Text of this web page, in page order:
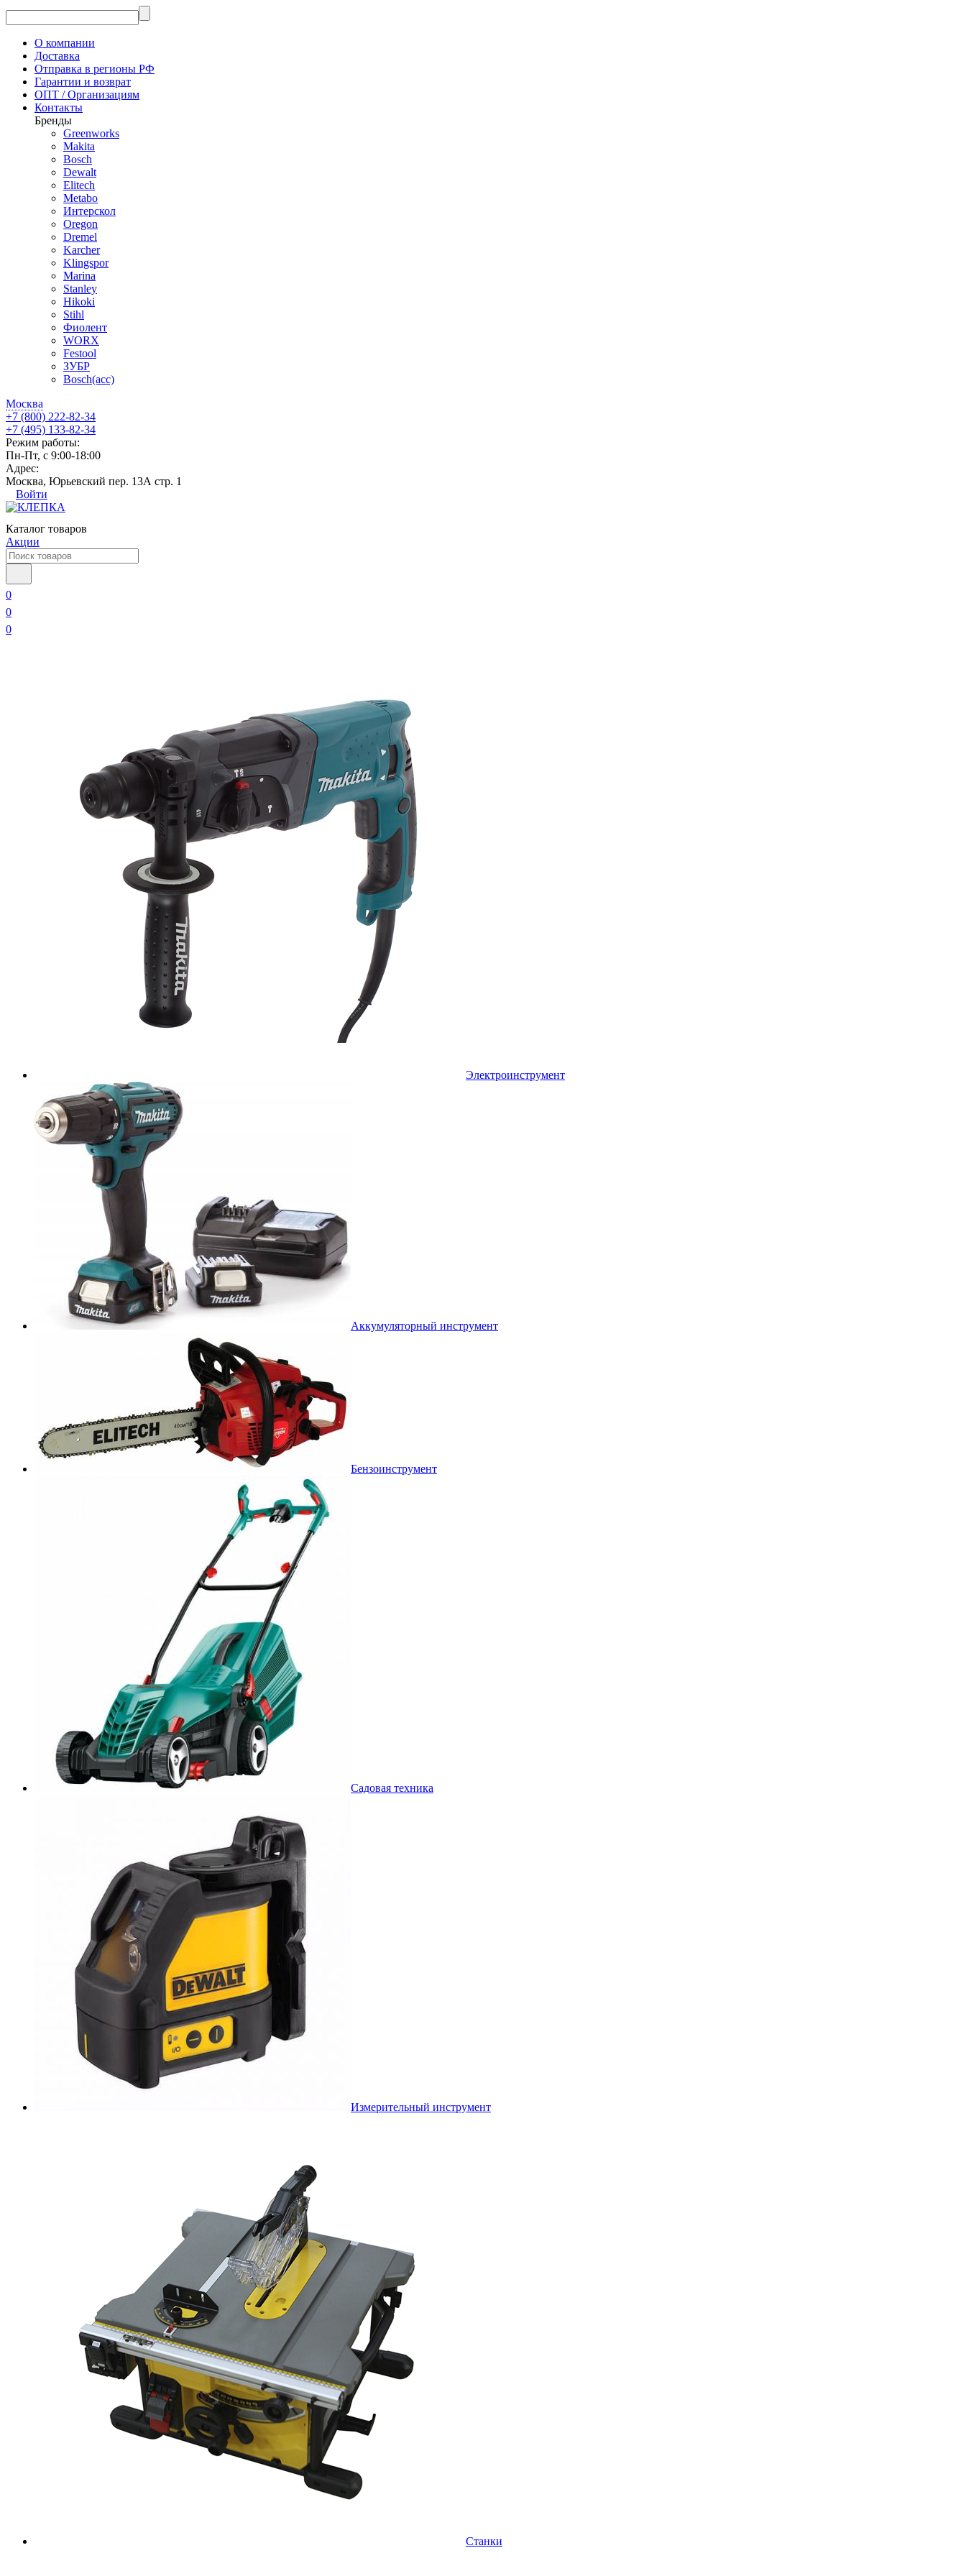
О компании
Доставка
Отправка в регионы РФ
Гарантии и возврат
ОПТ / Организациям
Контакты
Бренды
Greenworks
Makita
Bosch
Dewalt
Elitech
Metabo
Интерскол
Oregon
Dremel
Karcher
Klingspor
Marina
Stanley
Hikoki
Stihl
Фиолент
WORX
Festool
ЗУБР
Bosch(acc)
Москва
+7 (800) 222-82-34
+7 (495) 133-82-34
Режим работы:
Пн-Пт, с 9:00-18:00
Адрес:
Москва, Юрьевский пер. 13А стр. 1
Войти
Каталог товаров
Акции
0
0
0
Электроинструмент
Аккумуляторный инструмент
Бензоинструмент
Садовая техника
Измерительный инструмент
Станки